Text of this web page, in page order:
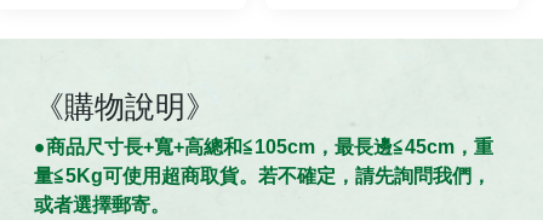
《購物說明》
●商品尺寸長+寬+高總和≦105cm，最長邊≦45cm，重
量≦5Kg可使用超商取貨。若不確定，請先詢問我們，
或者選擇郵寄。